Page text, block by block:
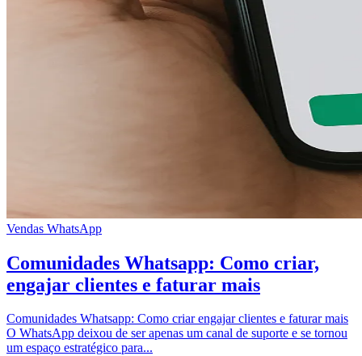
Vendas WhatsApp
Comunidades Whatsapp: Como criar,
engajar clientes e faturar mais
Comunidades Whatsapp: Como criar engajar clientes e faturar mais
O WhatsApp deixou de ser apenas um canal de suporte e se tornou
um espaço estratégico para...